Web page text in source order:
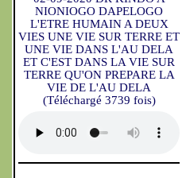
NIONIOGO DAPELOGO
L'ETRE HUMAIN A DEUX
VIES UNE VIE SUR TERRE ET
UNE VIE DANS L'AU DELA
ET C'EST DANS LA VIE SUR
TERRE QU'ON PREPARE LA
VIE DE L'AU DELA
(Téléchargé 3739 fois)